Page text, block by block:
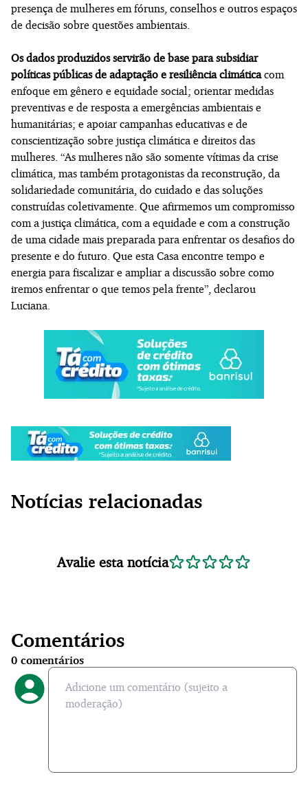
presença de mulheres em fóruns, conselhos e outros espaços
de decisão sobre questões ambientais.
Os dados produzidos servirão de base para subsidiar
políticas públicas de adaptação e resiliência climáticacom
enfoque em gênero e equidade social; orientar medidas
preventivas e de resposta a emergências ambientais e
humanitárias; e apoiar campanhas educativas e de
conscientização sobre justiça climática e direitos das
mulheres. “As mulheres não são somente vítimas da crise
climática, mas também protagonistas da reconstrução, da
solidariedade comunitária, do cuidado e das soluções
construídas coletivamente. Que afirmemos um compromisso
com a justiça climática, com a equidade e com a construção
de uma cidade mais preparada para enfrentar os desafios do
presente e do futuro. Que esta Casa encontre tempo e
energia para fiscalizar e ampliar a discussão sobre como
iremos enfrentar o que temos pela frente”, declarou
Luciana.
Notícias relacionadas
Avalie esta notícia
Comentários
0 comentários